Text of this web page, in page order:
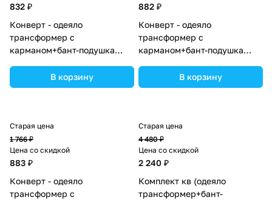
832 ₽
Конверт - одеяло
трансформер с
карманом+бант-подушка
(№7499-0-1) цвета в
ассортименте.
В корзину
882 ₽
Конверт - одеяло
трансформер с
карманом+бант-подушка
(№7496-0-1_09) цвета в
ассортименте.
В корзину
Старая цена
1 766 ₽
Цена со скидкой
883 ₽
Конверт - одеяло
трансформер с
Старая цена
4 480 ₽
Цена со скидкой
2 240 ₽
Комплект кв (одеяло
трансформер+бант-